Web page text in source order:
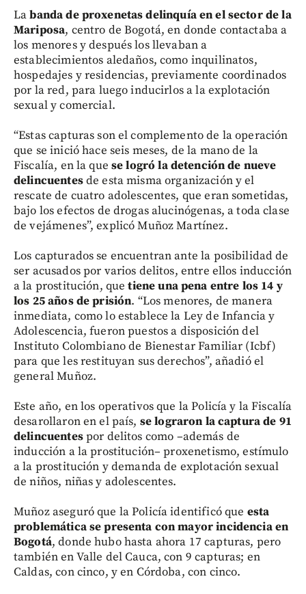
Labanda de proxenetas delinquía en el sector de la
Mariposa, centro de Bogotá, en donde contactaba a
los menores y después los llevaban a
establecimientos aledaños, como inquilinatos,
hospedajes y residencias, previamente coordinados
por la red, para luego inducirlos a la explotación
sexual y comercial.
“Estas capturas son el complemento de la operación
que se inició hace seis meses, de la mano de la
Fiscalía, en la que se logró la detención de nueve
delincuentesde esta misma organización y el
rescate de cuatro adolescentes, que eran sometidas,
bajo los efectos de drogas alucinógenas, a toda clase
de vejámenes”, explicó Muñoz Martínez.
Los capturados se encuentran ante la posibilidad de
ser acusados por varios delitos, entre ellos inducción
a la prostitución, quetiene una pena entre los 14 y
los 25 años de prisión. “Los menores, de manera
inmediata, como lo establece la Ley de Infancia y
Adolescencia, fueron puestos a disposición del
Instituto Colombiano de Bienestar Familiar (Icbf)
para que les restituyan sus derechos”, añadió el
general Muñoz.
Este año, en los operativos que la Policía y la Fiscalía
desarollaron en el país, se lograron la captura de 91
delincuentespor delitos como –además de
inducción a la prostitución– proxenetismo, estímulo
a la prostitución y demanda de explotación sexual
de niños, niñas y adolescentes.
Muñoz aseguró que la Policía identificó que esta
problemática se presenta con mayor incidencia en
Bogotá, donde hubo hasta ahora 17 capturas, pero
también en Valle del Cauca, con 9 capturas; en
Caldas, con cinco, y en Córdoba, con cinco.